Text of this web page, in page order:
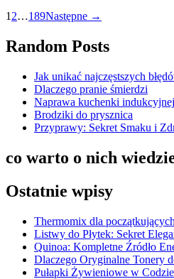
1 2…189Następne →
Random Posts
Jak unikać najczęstszych
Dlaczego pranie śmierdzi
Naprawa kuchenki indukcyjnej
Brodziki do prysznica
Przyprawy: Sekret Smaku i
co warto o nich
Ostatnie wpisy
Thermomix dla
Listwy do Płytek: Sekret
Quinoa: Kompletne Źródło
Dlaczego Oryginalne Tonery
Pułapki Żywieniowe w